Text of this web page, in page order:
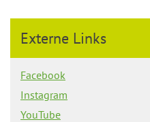
Externe Links
Facebook
Instagram
YouTube